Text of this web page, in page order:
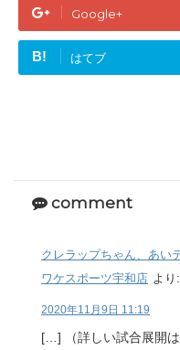
Google+
B! はてブ
comment
クレラップちゃん、あい
ワケスポーツ宇和店 より:
2020年11月9日 11:19
[…] （詳しい試合展開